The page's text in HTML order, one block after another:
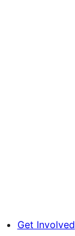
Get Involved